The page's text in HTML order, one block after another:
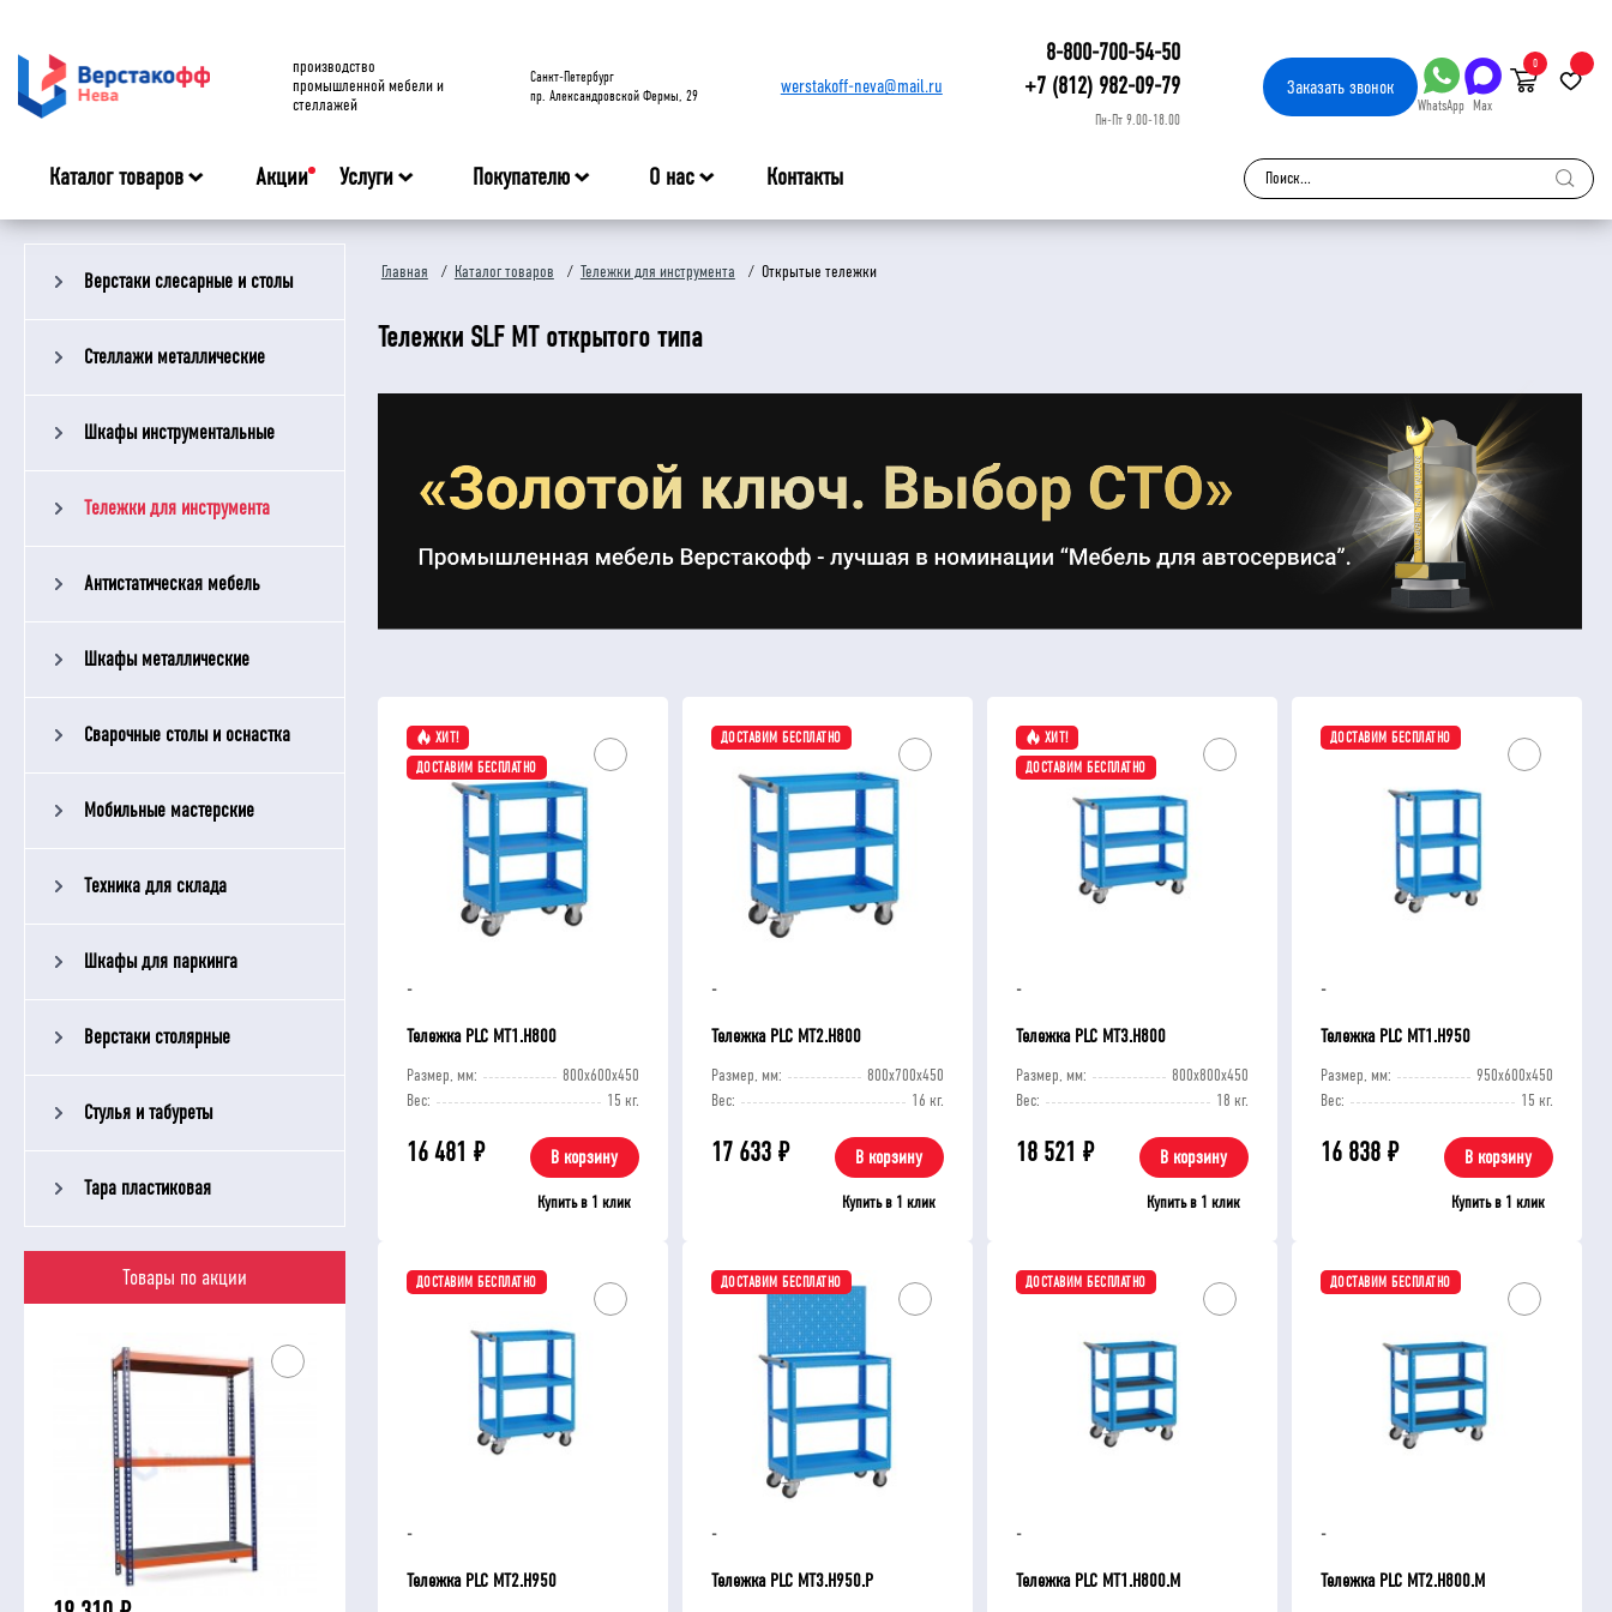
производство
промышленной мебели и
стеллажей
Cанкт-Петербург
пр. Александровской Фермы, 29
werstakoff-neva@mail.ru
8-800-700-54-50
+7 (812) 982-09-79
Пн-Пт 9.00-18.00
Заказатьзвонок
WhatsApp Max
0
Каталог товаров Акции Услуги Покупателю О нас Контакты
Верстаки слесарные и столы
Стеллажи металлические
Шкафы инструментальные
Тележки для инструмента
Антистатическая мебель
Шкафы металлические
Сварочные столы и оснастка
Мобильные мастерские
Техника для склада
Шкафы для паркинга
Верстаки столярные
Стулья и табуреты
Тара пластиковая
Товары по акции
Главная / Каталог товаров / Тележки для инструмента / Открытые тележки
Тележки SLF MT открытого типа
ХИТ!
ДОСТАВИМ БЕСПЛАТНО
-
Тележка PLC МT1.H800
Размер, мм:
800x600x450
Вес:
15 кг.
16 481 ₽ В корзину
Купить в 1 клик
ДОСТАВИМ БЕСПЛАТНО
-
Тележка PLC МT2.H800
Размер, мм:
800х700х450
Вес:
16 кг.
17 633 ₽ В корзину
Купить в 1 клик
ХИТ!
ДОСТАВИМ БЕСПЛАТНО
-
Тележка PLC МT3.H800
Размер, мм:
800x800x450
Вес:
18 кг.
18 521 ₽ В корзину
Купить в 1 клик
ДОСТАВИМ БЕСПЛАТНО
-
Тележка PLC МT1.H950
Размер, мм:
950x600x450
Вес:
15 кг.
16 838 ₽ В корзину
Купить в 1 клик
ДОСТАВИМ БЕСПЛАТНО
-
Тележка PLC МT2.H950
ДОСТАВИМ БЕСПЛАТНО
-
Тележка PLC МT3.H950.Р
ДОСТАВИМ БЕСПЛАТНО
-
Тележка PLC МT1.H800.М
ДОСТАВИМ БЕСПЛАТНО
-
Тележка PLC МT2.H800.М